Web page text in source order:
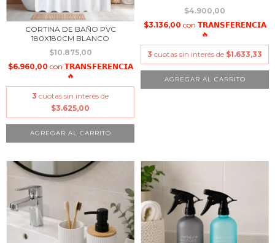
CORTINA DE BAÑO PVC
180X180CM BLANCO
$10.875,00
$6.960,00 con 𝗧𝗥𝗔𝗡𝗦𝗙𝗘𝗥𝗘𝗡𝗖𝗜𝗔
🔥
3 cuotas sin interés de
$3.625,00
$4.900,00
$3.136,00 con 𝗧𝗥𝗔𝗡𝗦𝗙𝗘𝗥𝗘𝗡𝗖𝗜𝗔
🔥
3 cuotas sin interés de $1.633,33